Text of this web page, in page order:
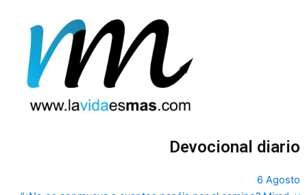
contenido
Devocional diario
6 Agosto